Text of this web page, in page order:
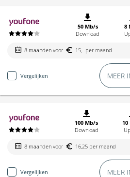
50 Mb/s
Download
8
8 maanden voor 15,- per maand
Vergelijken MEER
100 Mb/s
Download
8 maanden voor 16,25 per maand
Vergelijken MEER